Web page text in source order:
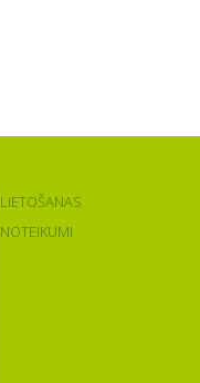
LIETOŠANAS
NOTEIKUMI